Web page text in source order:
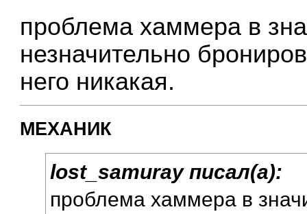
проблема хаммера в
незначительно
него никакая.
МЕХАНИК
lost_samuray писал(а):
проблема хаммера в